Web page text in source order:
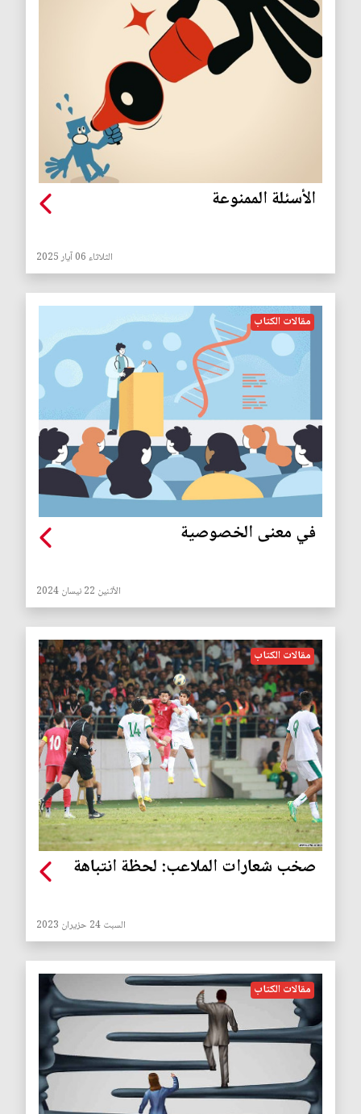
الأسئلة الممنوعة
الثلاثاء 06 آيار 2025
مقالات الكتاب
في معنى الخصوصية
الأثنين 22 نيسان 2024
مقالات الكتاب
صخب شعارات الملاعب: لحظة انتباهة
السبت 24 حزيران 2023
مقالات الكتاب